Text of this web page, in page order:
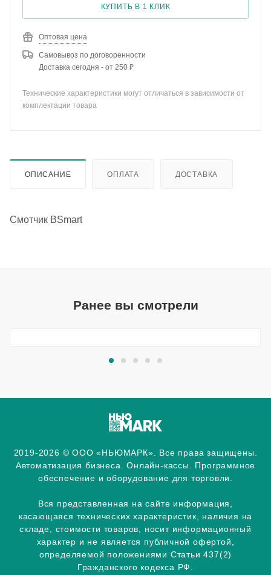
КУПИТЬ В 1 КЛИК
Оптовая цена
Самовывоз по договоренности
Доставка сегодня - от 250 ₽
Технические характеристики могут отличаться в зависимости от
комплектации товара
ОПИСАНИЕ ОПЛАТА ДОСТАВКА
Смотчик BSmart
Ранее вы смотрели
2019-2026 © ООО «НЬЮМАРК». Все права защищены.
Автоматизация бизнеса. Онлайн-кассы. Программное
обеспечение и оборудование для торговли.
Вся представленная на сайте информация,
касающаяся технических характеристик, наличия на
складе, стоимости товаров, носит информационный
характер и не является публичной офертой,
определяемой положениями Статьи 437(2)
Гражданского кодекса РФ.